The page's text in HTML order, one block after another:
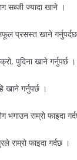
सब्जी ज्यादा खाने ।
प्रसस्त खाने
पुदिना खाने गर्नुपर्छ ।
खाने गर्नुपर्छ ।
भगाउन राम्रो फाइदा
राम्रो फाइदा गर्दछ ।